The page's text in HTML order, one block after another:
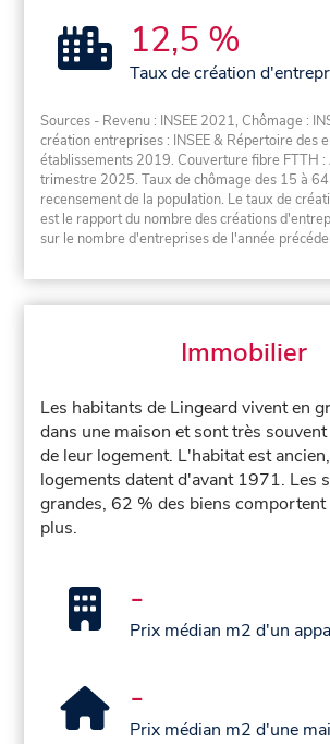
12,5 %
Taux de création
Sources - Revenu : INSEE 2021, Chômage :
création entreprises : INSEE & Répertoire des
établissements 2019. Couverture fibre FTTH :
trimestre 2025. Taux de chômage des 15 à 64
recensement de la population. Le taux de
est le rapport du nombre des créations
sur le nombre d'entreprises de l'année
Immobilier
Les habitants de Lingeard vivent en
dans une maison et sont très
de leur logement. L'habitat est
logements datent d'avant 1971. Les
grandes, 62 % des biens comportent
plus.
-
Prix médian m2 d'un
-
Prix médian m2 d'une